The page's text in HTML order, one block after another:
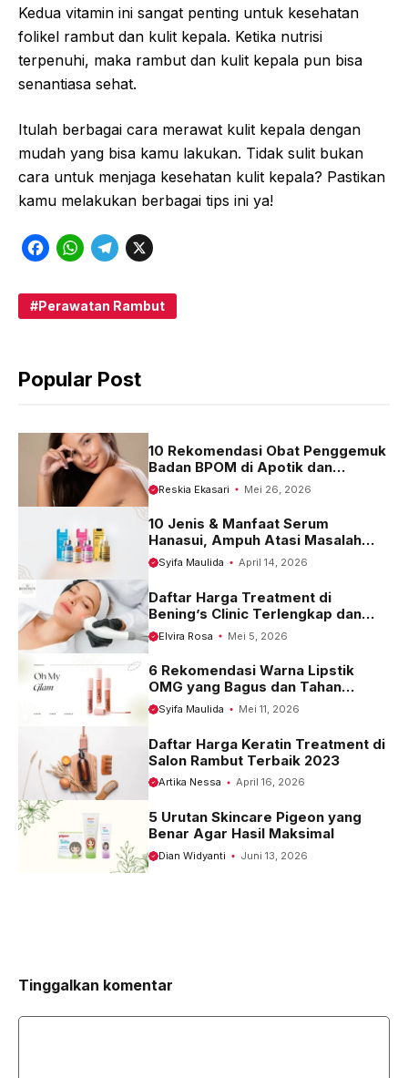
Kedua vitamin ini sangat penting untuk kesehatan
folikel rambut dan kulit kepala. Ketika nutrisi
terpenuhi, maka rambut dan kulit kepala pun bisa
senantiasa sehat.
Itulah berbagai cara merawat kulit kepala dengan
mudah yang bisa kamu lakukan. Tidak sulit bukan
cara untuk menjaga kesehatan kulit kepala? Pastikan
kamu melakukan berbagai tips ini ya!
F
c
o
W
a
A
p
T
l
r
m
X
Perawatan Rambut
Popular Post
10 Rekomendasi Obat Penggemuk
Badan BPOM di Apotik dan
Harganya
Reskia Ekasari Mei 26, 2026
10 Jenis & Manfaat Serum
Hanasui, Ampuh Atasi Masalah
Kulit
Syifa Maulida April 14, 2026
Daftar Harga Treatment di
Bening’s Clinic Terlengkap dan
Terbaru 2023
Elvira Rosa Mei 5, 2026
6 Rekomendasi Warna Lipstik
OMG yang Bagus dan Tahan
Seharian
Syifa Maulida Mei 11, 2026
Daftar Harga Keratin Treatment di
Salon Rambut Terbaik 2023
Artika Nessa April 16, 2026
5 Urutan Skincare Pigeon yang
Benar Agar Hasil Maksimal
Dian Widyanti Juni 13, 2026
Tinggalkan komentar